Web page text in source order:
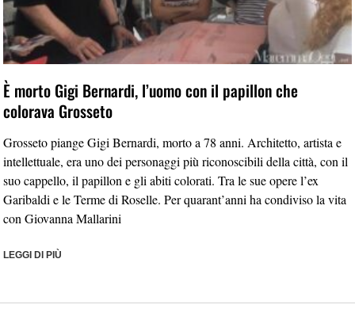
È morto Gigi Bernardi, l’uomo con il papillon che
colorava Grosseto
Grosseto piange Gigi Bernardi, morto a 78 anni. Architetto, artista e
intellettuale, era uno dei personaggi più riconoscibili della città, con il
suo cappello, il papillon e gli abiti colorati. Tra le sue opere l’ex
Garibaldi e le Terme di Roselle. Per quarant’anni ha condiviso la vita
con Giovanna Mallarini
LEGGI DI PIÙ